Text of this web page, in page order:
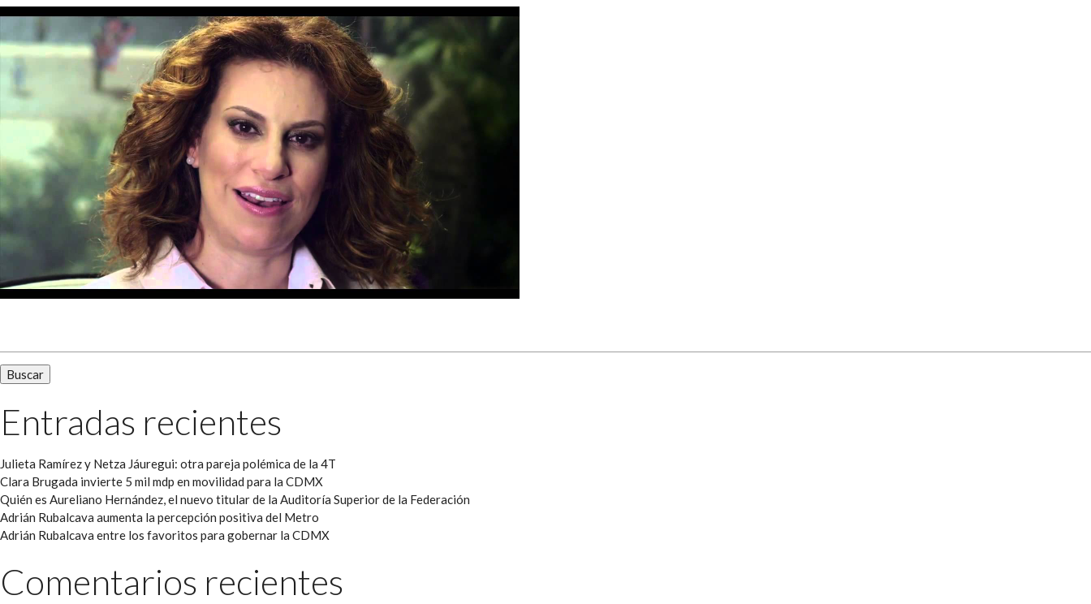
→
Entradas recientes
Julieta Ramírez y Netza Jáuregui: otra pareja polémica de la 4T
Clara Brugada invierte 5 mil mdp en movilidad para la CDMX
Quién es Aureliano Hernández, el nuevo titular de la Auditoría Superior de la Federación
Adrián Rubalcava aumenta la percepción positiva del Metro
Adrián Rubalcava entre los favoritos para gobernar la CDMX
Comentarios recientes